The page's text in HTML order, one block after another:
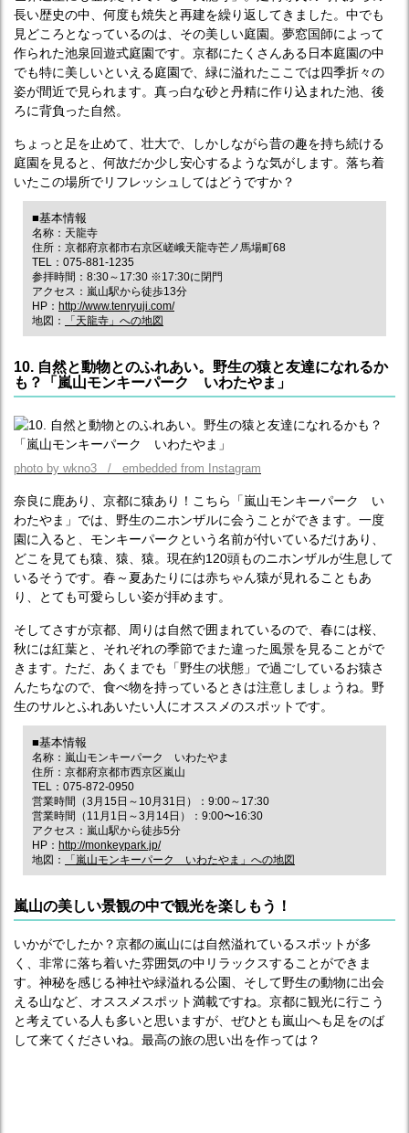
長い歴史の中、何度も焼失と再建を繰り返してきました。中でも
見どころとなっているのは、その美しい庭園。夢窓国師によって
作られた池泉回遊式庭園です。京都にたくさんある日本庭園の中
でも特に美しいといえる庭園で、緑に溢れたここでは四季折々の
姿が間近で見られます。真っ白な砂と丹精に作り込まれた池、後
ろに背負った自然。
ちょっと足を止めて、壮大で、しかしながら昔の趣を持ち続ける
庭園を見ると、何故だか少し安心するような気がします。落ち着
いたこの場所でリフレッシュしてはどうですか？
■基本情報
名称：天龍寺
住所：京都府京都市右京区嵯峨天龍寺芒ノ馬場町68
TEL：075-881-1235
参拝時間：8:30～17:30 ※17:30に閉門
アクセス：嵐山駅から徒歩13分
HP： http://www.tenryuji.com/
地図：
「天龍寺」への地図
10. 自然と動物とのふれあい。野生の猿と友達になれるか
も？「嵐山モンキーパーク いわたやま」
photo by wkno3 / embedded from Instagram
奈良に鹿あり、京都に猿あり！こちら「嵐山モンキーパーク い
わたやま」では、野生のニホンザルに会うことができます。一度
園に入ると、モンキーパークという名前が付いているだけあり、
どこを見ても猿、猿、猿。現在約120頭ものニホンザルが生息して
いるそうです。春～夏あたりには赤ちゃん猿が見れることもあ
り、とても可愛らしい姿が拝めます。
そしてさすが京都、周りは自然で囲まれているので、春には桜、
秋には紅葉と、それぞれの季節でまた違った風景を見ることがで
きます。ただ、あくまでも「野生の状態」で過ごしているお猿さ
んたちなので、食べ物を持っているときは注意しましょうね。野
生のサルとふれあいたい人にオススメのスポットです。
■基本情報
名称：嵐山モンキーパーク いわたやま
住所：京都府京都市西京区嵐山
TEL：075-872-0950
営業時間（3月15日～10月31日）：9:00～17:30
営業時間（11月1日～3月14日）：9:00〜16:30
アクセス：嵐山駅から徒歩5分
HP： http://monkeypark.jp/
地図：
「嵐山モンキーパーク いわたやま」への地図
嵐山の美しい景観の中で観光を楽しもう！
いかがでしたか？京都の嵐山には自然溢れているスポットが多
く、非常に落ち着いた雰囲気の中リラックスすることができま
す。神秘を感じる神社や緑溢れる公園、そして野生の動物に出会
える山など、オススメスポット満載ですね。京都に観光に行こう
と考えている人も多いと思いますが、ぜひとも嵐山へも足をのば
して来てくださいね。最高の旅の思い出を作っては？